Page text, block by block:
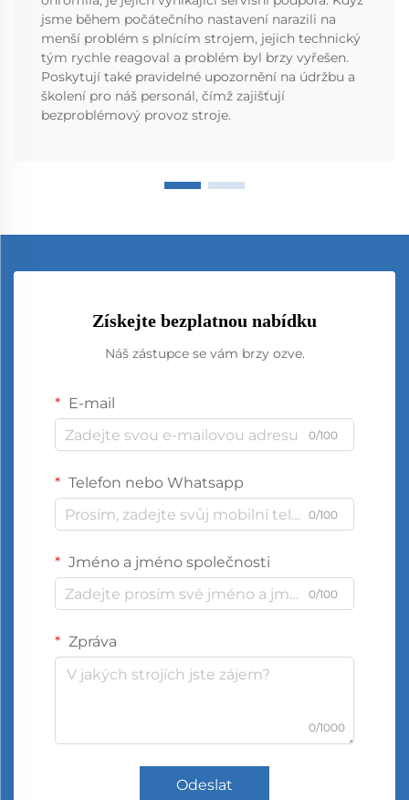
jsme během počátečního nastavení narazili na
menší problém s plnícím strojem, jejich technický
tým rychle reagoval a problém byl brzy vyřešen.
Poskytují také pravidelné upozornění na údržbu a
školení pro náš personál, čímž zajišťují
bezproblémový provoz stroje.
Získejte bezplatnou nabídku
Náš zástupce se vám brzy ozve.
E-mail
0/100
Telefon nebo Whatsapp
0/100
Jméno a jméno společnosti
0/100
Zpráva
0/1000
Odeslat